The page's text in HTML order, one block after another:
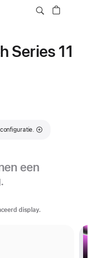
Series 11
een
display.